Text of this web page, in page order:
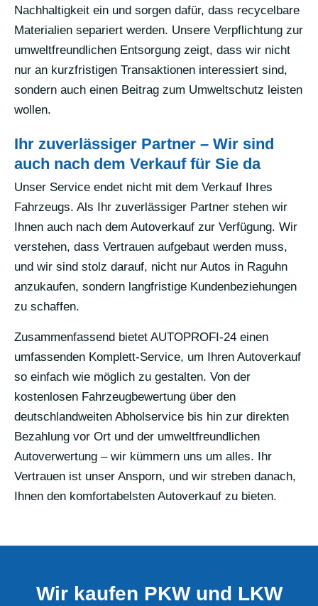
Nachhaltigkeit ein und sorgen dafür, dass recycelbare
Materialien separiert werden. Unsere Verpflichtung zur
umweltfreundlichen Entsorgung zeigt, dass wir nicht
nur an kurzfristigen Transaktionen interessiert sind,
sondern auch einen Beitrag zum Umweltschutz leisten
wollen.
Ihr zuverlässiger Partner – Wir sind
auch nach dem Verkauf für Sie da
Unser Service endet nicht mit dem Verkauf Ihres
Fahrzeugs. Als Ihr zuverlässiger Partner stehen wir
Ihnen auch nach dem Autoverkauf zur Verfügung. Wir
verstehen, dass Vertrauen aufgebaut werden muss,
und wir sind stolz darauf, nicht nur Autos in Raguhn
anzukaufen, sondern langfristige Kundenbeziehungen
zu schaffen.
Zusammenfassend bietet AUTOPROFI-24 einen
umfassenden Komplett-Service, um Ihren Autoverkauf
so einfach wie möglich zu gestalten. Von der
kostenlosen Fahrzeugbewertung über den
deutschlandweiten Abholservice bis hin zur direkten
Bezahlung vor Ort und der umweltfreundlichen
Autoverwertung – wir kümmern uns um alles. Ihr
Vertrauen ist unser Ansporn, und wir streben danach,
Ihnen den komfortabelsten Autoverkauf zu bieten.
Wir kaufen PKW und LKW